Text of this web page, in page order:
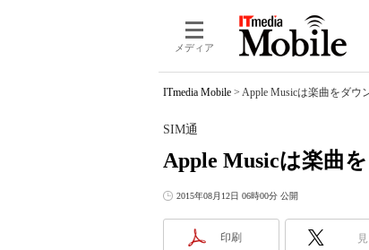
メディア
ITmedia Mobile > Apple Musicは楽曲をダウ
Apple Musicは楽曲
SIM通
2015年08月12日 06時00分 公開
印刷